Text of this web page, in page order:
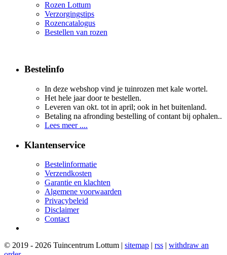
Rozen Lottum
Verzorgingstips
Rozencatalogus
Bestellen van rozen
Bestelinfo
In deze webshop vind je tuinrozen met kale wortel.
Het hele jaar door te bestellen.
Leveren van okt. tot in april; ook in het buitenland.
Betaling na afronding bestelling of contant bij ophalen..
Lees meer ....
Klantenservice
Bestelinformatie
Verzendkosten
Garantie en klachten
Algemene voorwaarden
Privacybeleid
Disclaimer
Contact
© 2019 - 2026 Tuincentrum Lottum | sitemap | rss | withdraw an